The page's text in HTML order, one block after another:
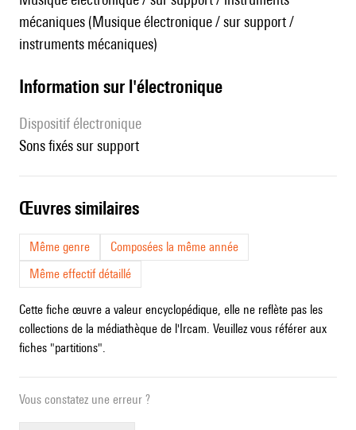
mécaniques (Musique électronique / sur support /
instruments mécaniques)
Information sur l'électronique
Dispositif électronique
sons fixés sur support
œuvres similaires
Même genre
Composées la même année
Même effectif détaillé
Cette fiche œuvre a valeur encyclopédique, elle ne reflète pas les
collections de la médiathèque de l'Ircam. Veuillez vous référer aux
fiches "partitions".
Vous constatez une erreur ?